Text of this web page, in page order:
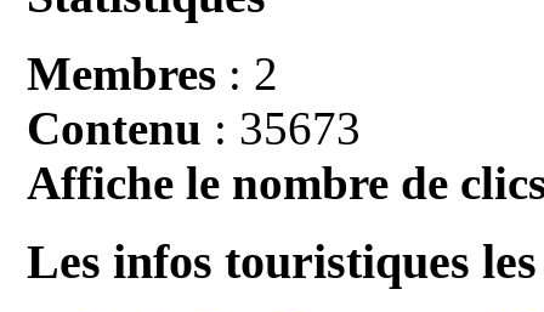
Membres : 2
Contenu : 35673
Affiche le nombre de
Les infos touristiques